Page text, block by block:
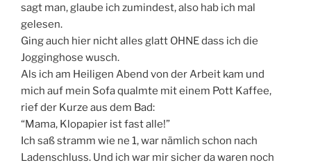
sagt man, glaube ich zumindest, also hab ich mal
gelesen.
Ging auch hier nicht alles glatt OHNE dass ich die
Jogginghose wusch.
Als ich am Heiligen Abend von der Arbeit kam und
mich auf mein Sofa qualmte mit einem Pott Kaffee,
rief der Kurze aus dem Bad:
“Mama, Klopapier ist fast alle!”
Ich saß stramm wie ne 1, war nämlich schon nach
Ladenschluss. Und ich war mir sicher da waren noch